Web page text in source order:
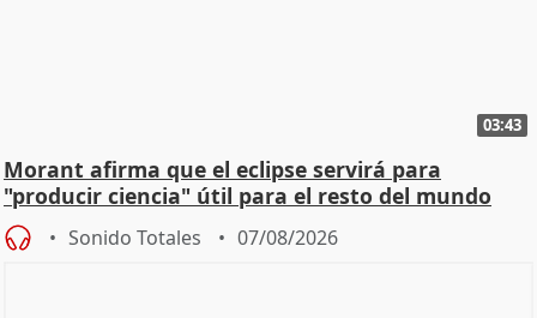
03:43
Morant afirma que el eclipse servirá para
"producir ciencia" útil para el resto del mundo
Sonido Totales 07/08/2026